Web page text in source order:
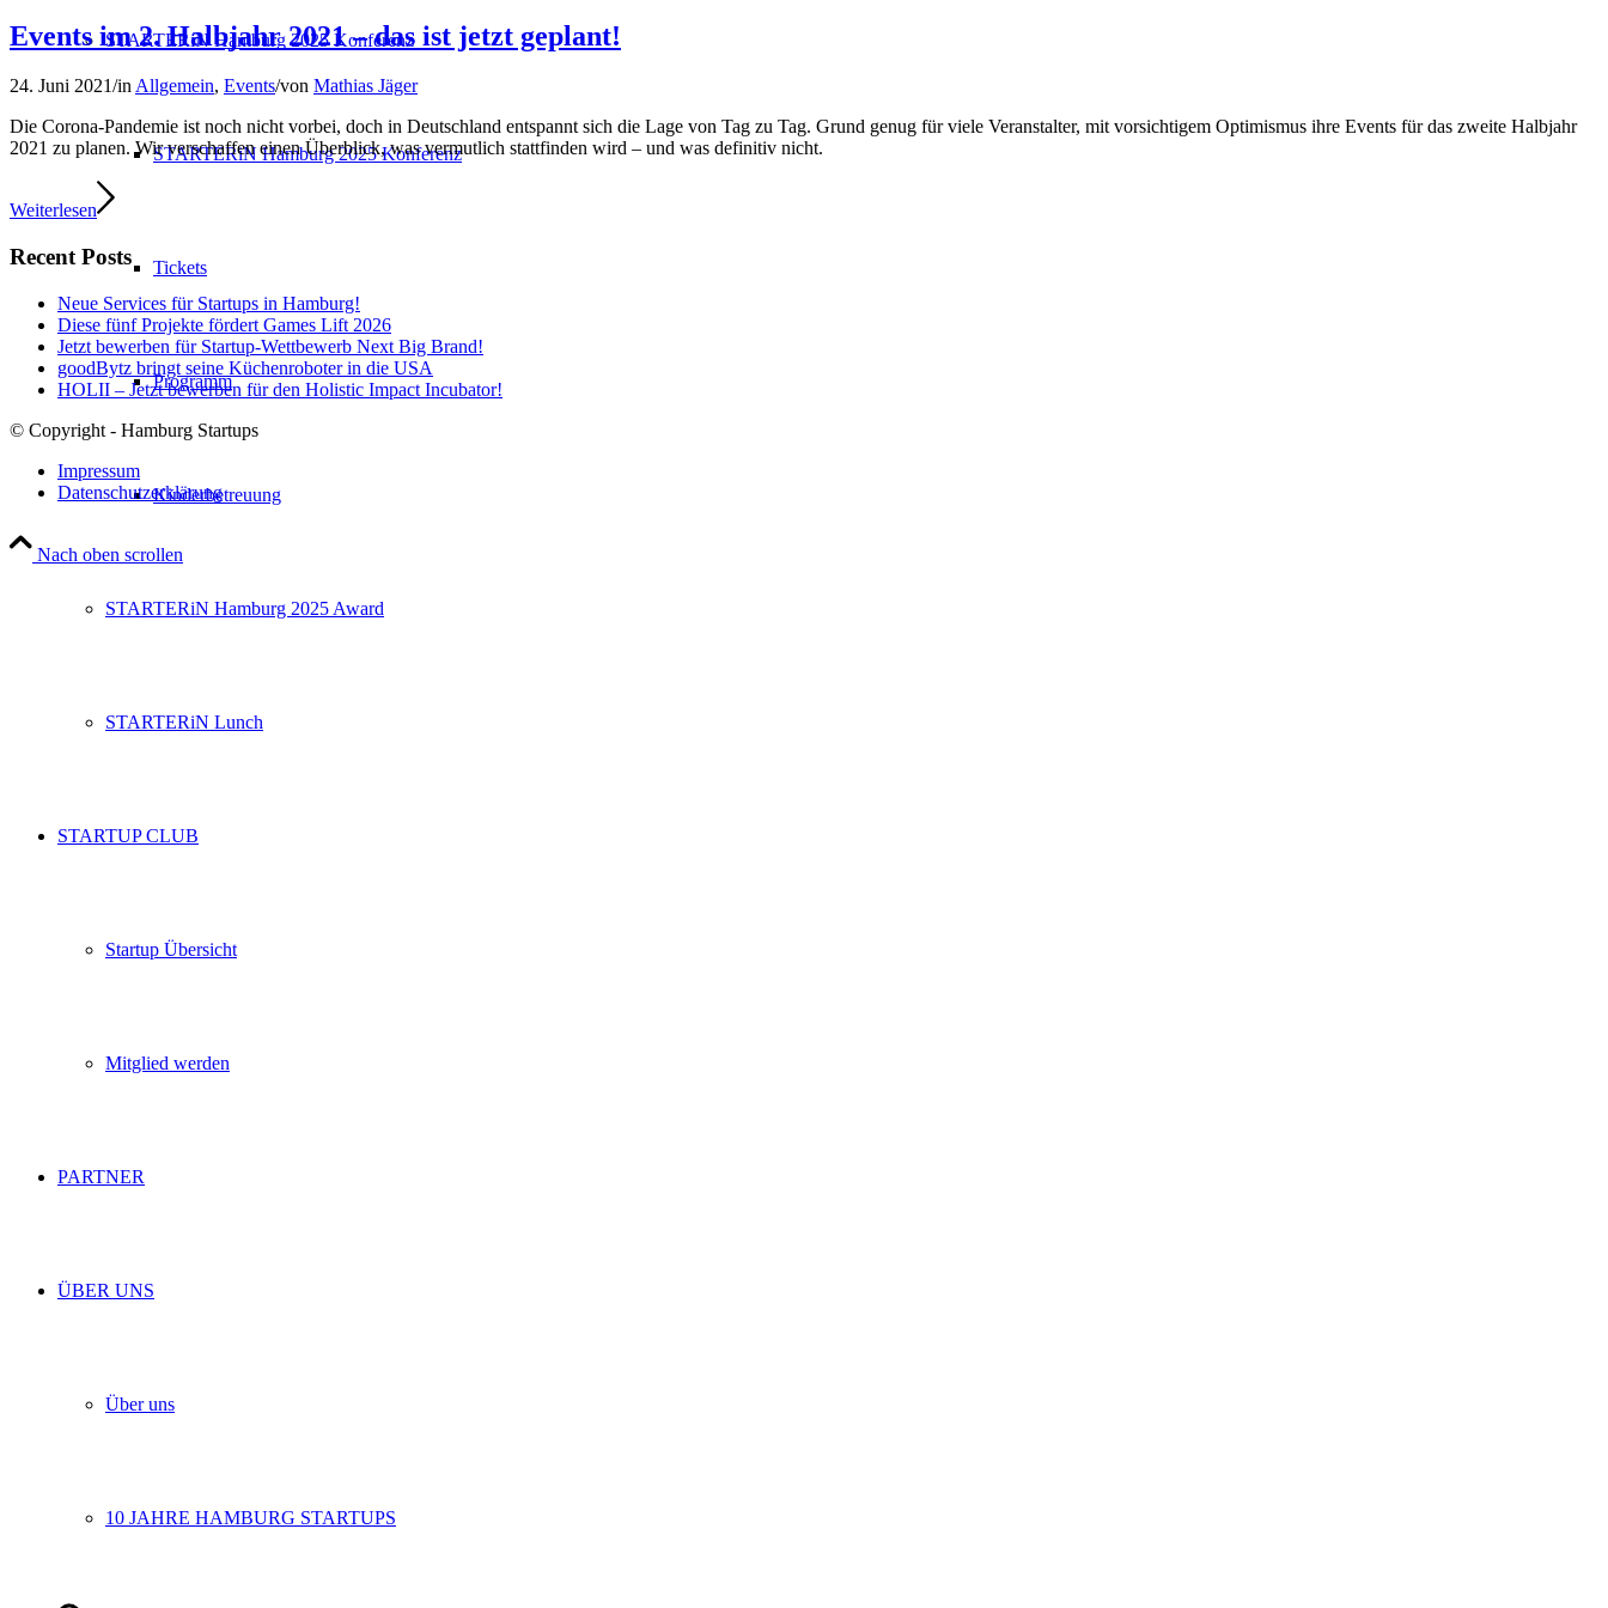
STARTERiN Hamburg 2025 Konferenz
STARTERiN Hamburg 2025 Konferenz
Tickets
Programm
Kinderbetreuung
STARTERiN Hamburg 2025 Award
STARTERiN Lunch
STARTUP CLUB
Startup Übersicht
Mitglied werden
PARTNER
ÜBER UNS
Über uns
10 JAHRE HAMBURG STARTUPS
Events im 2. Halbjahr 2021 – das ist jetzt geplant!
24. Juni 2021/inAllgemein, Events/von Mathias Jäger
Die Corona-Pandemie ist noch nicht vorbei, doch in Deutschland entspannt sich die Lage von Tag zu Tag. Grund genug für viele Veranstalter, mit vorsichtigem Optimismus ihre Events für das zweite Halbjahr
2021 zu planen. Wir verschaffen einen Überblick, was vermutlich stattfinden wird – und was definitiv nicht.
Weiterlesen
Recent Posts
Neue Services für Startups in Hamburg!
Diese fünf Projekte fördert Games Lift 2026
Jetzt bewerben für Startup-Wettbewerb Next Big Brand!
goodBytz bringt seine Küchenroboter in die USA
HOLII – Jetzt bewerben für den Holistic Impact Incubator!
© Copyright - Hamburg Startups
Impressum
Datenschutzerklärung
Nach oben scrollen